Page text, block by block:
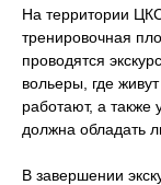
На территории
тренировочная
проводятся
вольеры, где
работают, а также
должна обладать
В завершении